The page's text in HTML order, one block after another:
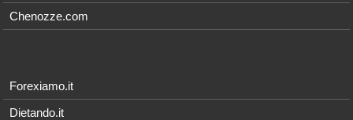
Chenozze.com
Forexiamo.it
Dietando.it